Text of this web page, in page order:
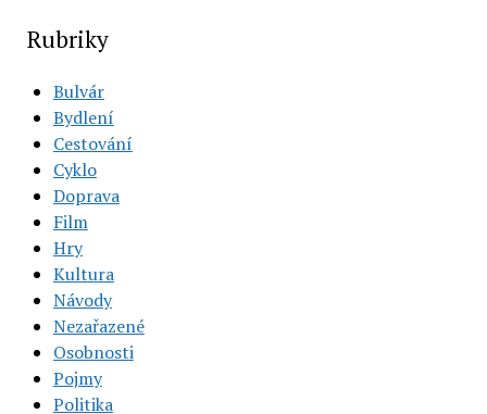
Rubriky
Bulvár
Bydlení
Cestování
Cyklo
Doprava
Film
Hry
Kultura
Návody
Nezařazené
Osobnosti
Pojmy
Politika